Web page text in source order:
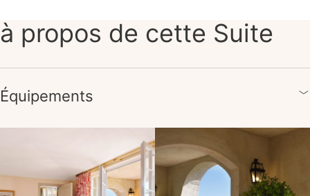
à propos de cette Suite
Équipements